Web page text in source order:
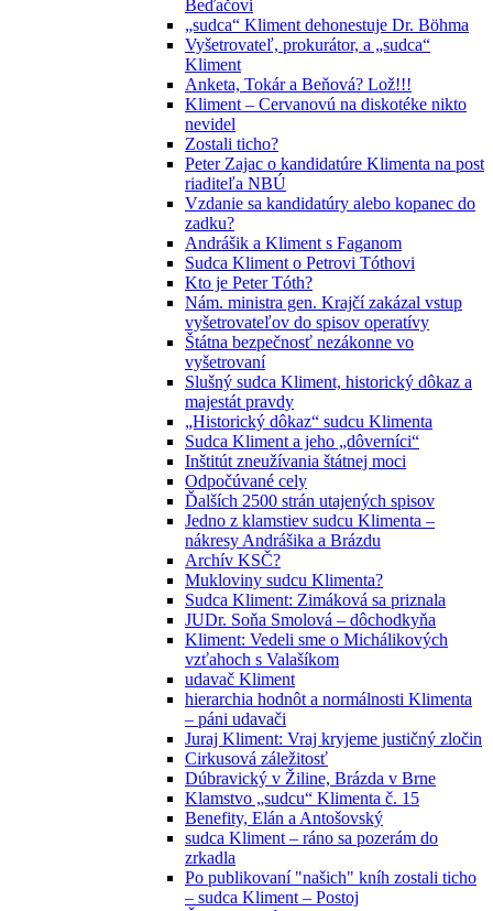
Beďačovi
„sudca“ Kliment dehonestuje Dr. Böhma
Vyšetrovateľ, prokurátor, a „sudca“
Kliment
Anketa, Tokár a Beňová? Lož!!!
Kliment – Cervanovú na diskotéke nikto
nevidel
Zostali ticho?
Peter Zajac o kandidatúre Klimenta na post
riaditeľa NBÚ
Vzdanie sa kandidatúry alebo kopanec do
zadku?
Andrášik a Kliment s Faganom
Sudca Kliment o Petrovi Tóthovi
Kto je Peter Tóth?
Nám. ministra gen. Krajčí zakázal vstup
vyšetrovateľov do spisov operatívy
Štátna bezpečnosť nezákonne vo
vyšetrovaní
Slušný sudca Kliment, historický dôkaz a
majestát pravdy
„Historický dôkaz“ sudcu Klimenta
Sudca Kliment a jeho „dôverníci“
Inštitút zneužívania štátnej moci
Odpočúvané cely
Ďalších 2500 strán utajených spisov
Jedno z klamstiev sudcu Klimenta –
nákresy Andrášika a Brázdu
Archív KSČ?
Mukloviny sudcu Klimenta?
Sudca Kliment: Zimáková sa priznala
JUDr. Soňa Smolová – dôchodkyňa
Kliment: Vedeli sme o Michálikových
vzťahoch s Valašíkom
udavač Kliment
hierarchia hodnôt a normálnosti Klimenta
– páni udavači
Juraj Kliment: Vraj kryjeme justičný zločin
Cirkusová záležitosť
Dúbravický v Žiline, Brázda v Brne
Klamstvo „sudcu“ Klimenta č. 15
Benefity, Elán a Antošovský
sudca Kliment – ráno sa pozerám do
zrkadla
Po publikovaní "našich" kníh zostali ticho
– sudca Kliment – Postoj